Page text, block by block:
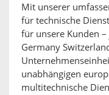
Mit unserer
für technische
für unsere Kunden –
Germany
unabhängigen
multitechnische